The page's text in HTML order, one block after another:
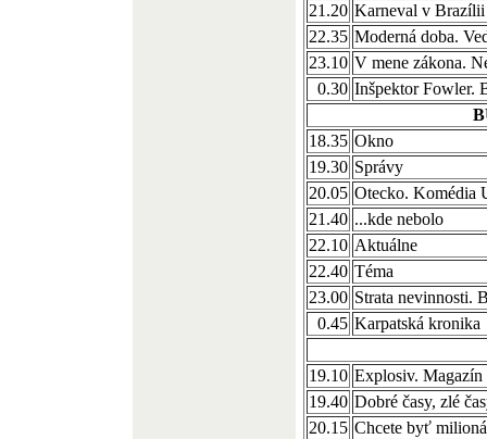
21.20 Karneval v Brazílii
22.35 Moderná doba.
23.10 V mene zákona.
0.30 Inšpektor Fowler.
18.35 Okno
19.30 Správy
20.05 Otecko. Komédia
21.40 ...kde nebolo
22.10 Aktuálne
22.40 Téma
23.00 Strata nevinnosti.
0.45 Karpatská kronika
19.10 Explosiv. Magazín
19.40 Dobré časy, zlé
20.15 Chcete byť